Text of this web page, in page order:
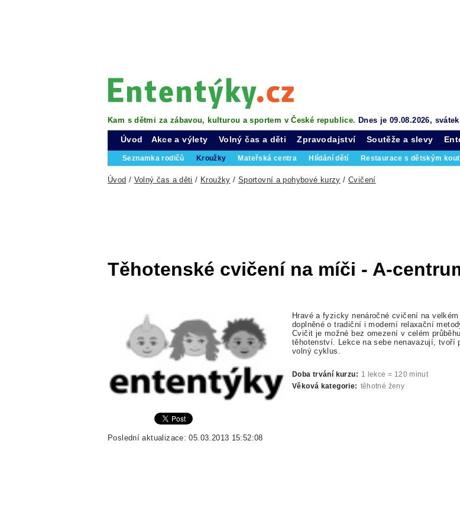
Kam s dětmi za zábavou, kulturou a sportem v České republice. Dnes je 09.08.2026,
Úvod Akce a výlety Volný čas a děti
Seznamka rodičů Kroužky Mateřská centra Hlídání dětí Restaurace s dětským
Zpravodajství Soutěže a slevy
Úvod / Volný čas a děti / Kroužky / Sportovní a pohybové kurzy /Cvičení
Těhotenské cvičení na míči - A-
Hravé a fyzicky nenáročné cvičení na
doplněné o tradiční i moderní relaxační
Cvičit je možné bez omezení v celém průběhu
těhotenství. Lekce na sebe nenavazují, tvoří
volný cyklus.
Doba trvání kurzu: 1 lekce = 120 minut
Věková kategorie: těhotné ženy
Poslední aktualizace: 05.03.2013 15:52:08